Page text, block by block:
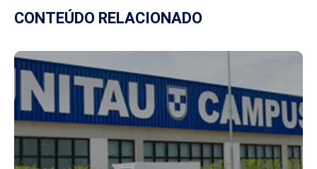
CONTEÚDO RELACIONADO